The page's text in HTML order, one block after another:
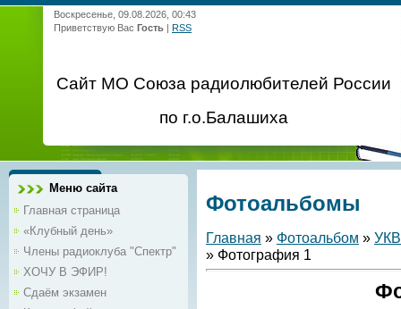
Воскресенье, 09.08.2026, 00:43
Приветствую Вас Гость | RSS
Сайт МО Союза радиолюбителей России
по г.о.Балашиха
Меню сайта
Главная страница
«Клубный день»
Члены радиоклуба "Спектр"
ХОЧУ В ЭФИР!
Сдаём экзамен
Фотоальбомы
Главная » Фотоальбом »
» Фотография 1